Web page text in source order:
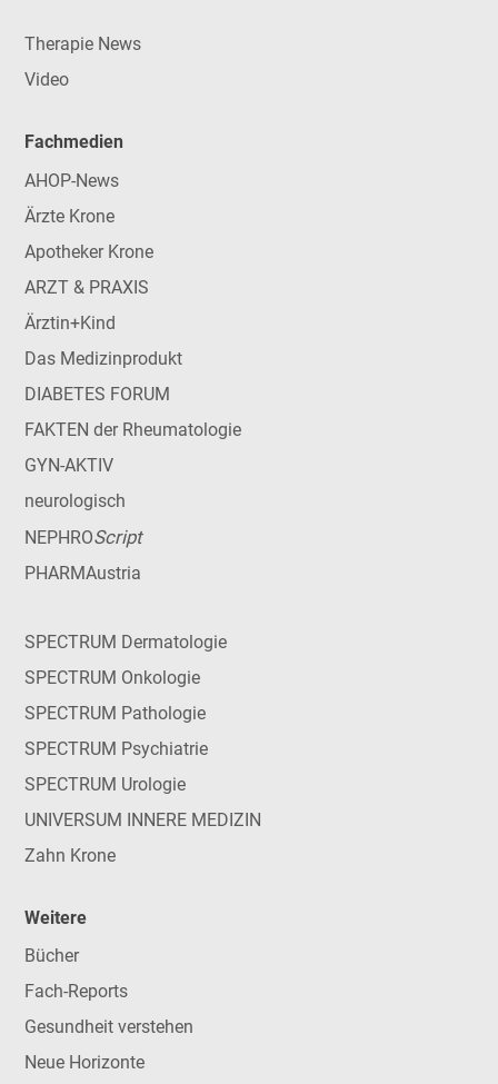
Therapie News
Video
Fachmedien
AHOP-News
Ärzte Krone
Apotheker Krone
ARZT & PRAXIS
Ärztin+Kind
Das Medizinprodukt
DIABETES FORUM
FAKTEN der Rheumatologie
GYN-AKTIV
neurologisch
NEPHROScript
PHARMAustria
SPECTRUM Dermatologie
SPECTRUM Onkologie
SPECTRUM Pathologie
SPECTRUM Psychiatrie
SPECTRUM Urologie
UNIVERSUM INNERE MEDIZIN
Zahn Krone
Weitere
Bücher
Fach-Reports
Gesundheit verstehen
Neue Horizonte